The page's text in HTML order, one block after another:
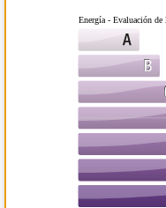
Energía - Evaluación de